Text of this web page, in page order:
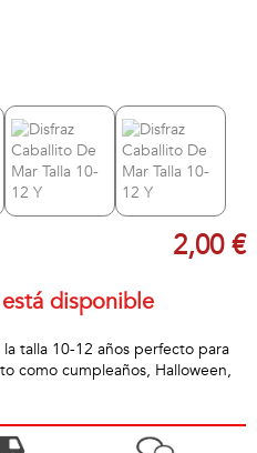
2,00 €
disponible
talla 10-12 años perfecto para
como cumpleaños, Halloween,